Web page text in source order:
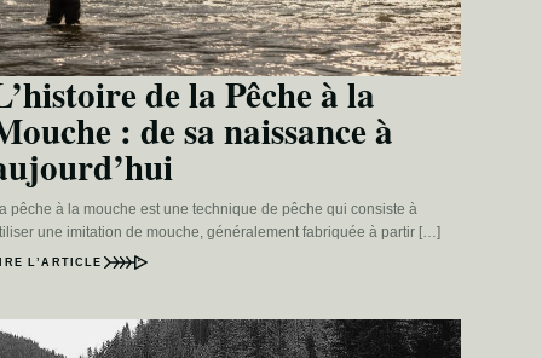
de la Pêche à la
: de sa naissance à
pêche à la mouche est une technique de pêche qui consiste à
une imitation de mouche, généralement fabriquée à partir […]
L’ARTICLE